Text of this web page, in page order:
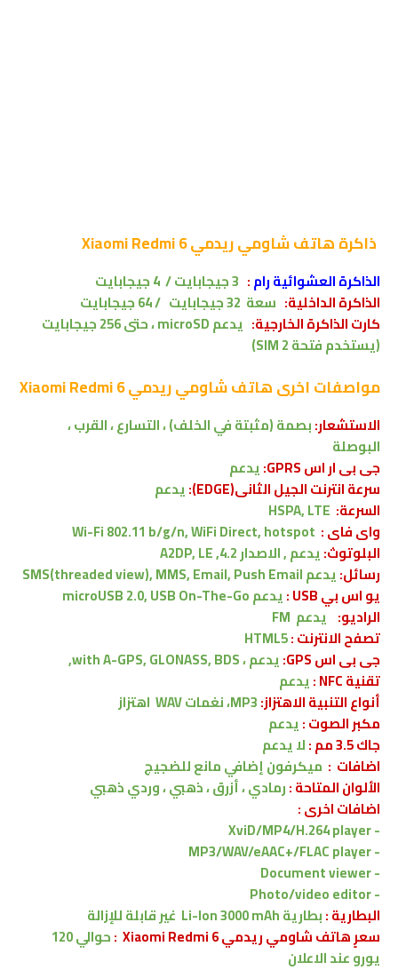
ذاكرةهاتف شاومي ريدمي Xiaomi Redmi 6
الذاكرة العشوائية رام: جيجابايت / 4جيجابايت
الذاكرة الداخلية: سعة 32 جيجابايت / 64جيجابايت
كارت الذاكرة الخارجية:
يدعم microSD ، حتى 256 جيجابايت
(يستخدم فتحة SIM 2)
مواصفات اخرىهاتف شاومي ريدمي Xiaomi Redmi 6
الاستشعار:بصمة (مثبتة في الخلف) ، التسارع ، القرب ،
البوصلة
جى بى ار اس GPRS:
يدعم
سرعة انترنت الجيل الثانى(EDGE):
يدعم
السرعة: HSPA, LTE
واى فاى : Wi-Fi 802.11 b/g/n, WiFi Direct, hotspot
البلوتوث:يدعم , الاصدار4.2, A2DP, LE
رسائل:يدعمSMS(threaded view), MMS, Email, Push Email
يو اس بي USB :
يدعمmicroUSB 2.0, USB On-The-Go
الراديو: يدعم FM
تصفح الانترنت :HTML5
جى بى اس GPS:
يدعم ،with A-GPS, GLONASS, BDS,
تقنية NFC :
يدعم
أنواع التنبية الاهتزاز:
اهتزاز
مكبر الصوت :يدعم
جاك 3.5 مم :
لايدعم
اضافات : ميكرفون إضافي مانع للضجيج
الألوان المتاحة :رمادي ، أزرق ، ذهبي ، وردي ذهبي
اضافات اخرى :
-
XviD/MP4/H.264 player
-
MP3/WAV/eAAC+/FLAC player
- Document viewer
- Photo/video editor
البطارية :بطارية Li-Ion 3000 mAh
غير قابلة للإزالة
سعرٍ هاتف شاومي ريدمي Xiaomi Redmi 6 :
حوالي 120
يوروعند الاعلان